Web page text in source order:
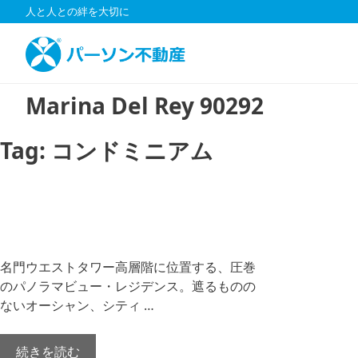
ン
キ
ッ
人と人との絆を大切に
Marina Del Rey 90292
Tag: コンドミニアム
名門ウエストタワー高層階に位置する、圧巻
のパノラマビュー・レジデンス。遮るものの
ないオーシャン、シティ …
続きを読む